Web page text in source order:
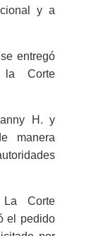
y a
entregó
la Corte
H. y
manera
Corte
el pedido